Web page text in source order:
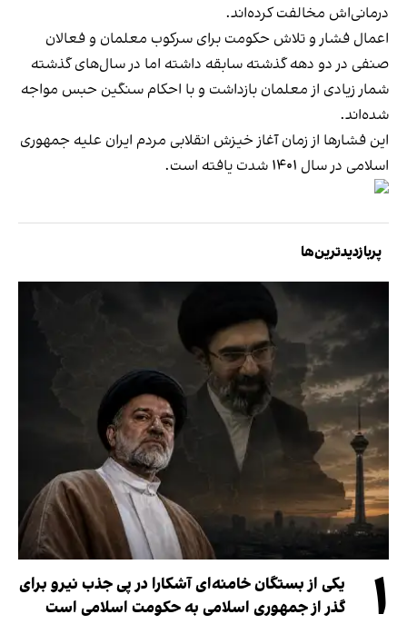
درمانی‌اش مخالفت کرده‌اند.
اعمال فشار و تلاش حکومت برای سرکوب معلمان و فعالان
صنفی در دو دهه گذشته سابقه داشته اما در سال‌های گذشته
شمار زیادی از معلمان بازداشت و با احکام سنگین حبس مواجه
شده‌اند.
این فشارها از زمان آغاز خیزش انقلابی مردم ایران علیه جمهوری
اسلامی در سال ۱۴۰۱ شدت یافته است.
پربازدیدترین‌ها
۱
یکی از بستگان خامنه‌ای آشکارا در پی جذب نیرو برای
گذر از جمهوری اسلامی به حکومت اسلامی است